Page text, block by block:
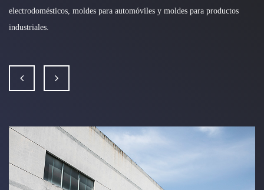
electrodomésticos, moldes para automóviles y moldes para productos
industriales.